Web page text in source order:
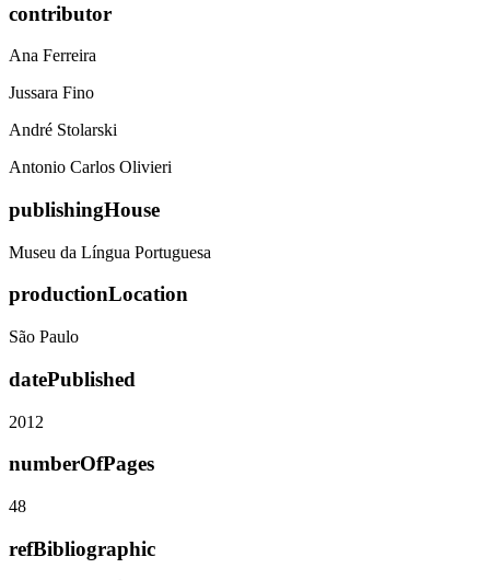
contributor
Ana Ferreira
Jussara Fino
André Stolarski
Antonio Carlos Olivieri
publishingHouse
Museu da Língua Portuguesa
productionLocation
São Paulo
datePublished
2012
numberOfPages
48
refBibliographic